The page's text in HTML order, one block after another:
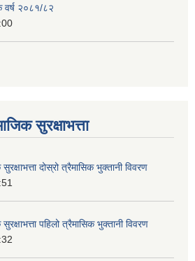
वर्ष २०८१/८२
सुरक्षाभत्ता
दोस्रो त्रैमासिक भुक्तानी विवरण
पहिलो त्रैमासिक भुक्तानी विवरण